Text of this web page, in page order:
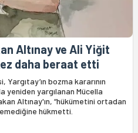
Altınay ve Ali Yiğit
daha beraat etti
Yargıtay’ın bozma kararının
yeniden yargılanan Mücella
Altınay'ın, “hükümetini ortadan
hükmetti.